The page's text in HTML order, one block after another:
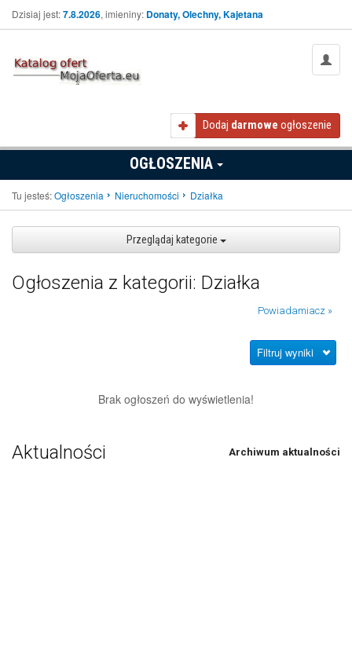
Dzisiaj jest:7.8.2026, imieniny: Donaty, Olechny, Kajetana
Dodaj darmowe ogłoszenie
OGŁOSZENIA
Tu jesteś:Ogłoszenia Nieruchomości Działka
Przeglądaj kategorie
Ogłoszenia z kategorii: Działka
Powiadamiacz »
Filtruj wyniki
Brak ogłoszeń do wyświetlenia!
Aktualności Archiwum aktualności